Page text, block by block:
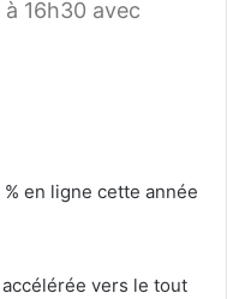
16h30 avec
en ligne cette année
vers le tout